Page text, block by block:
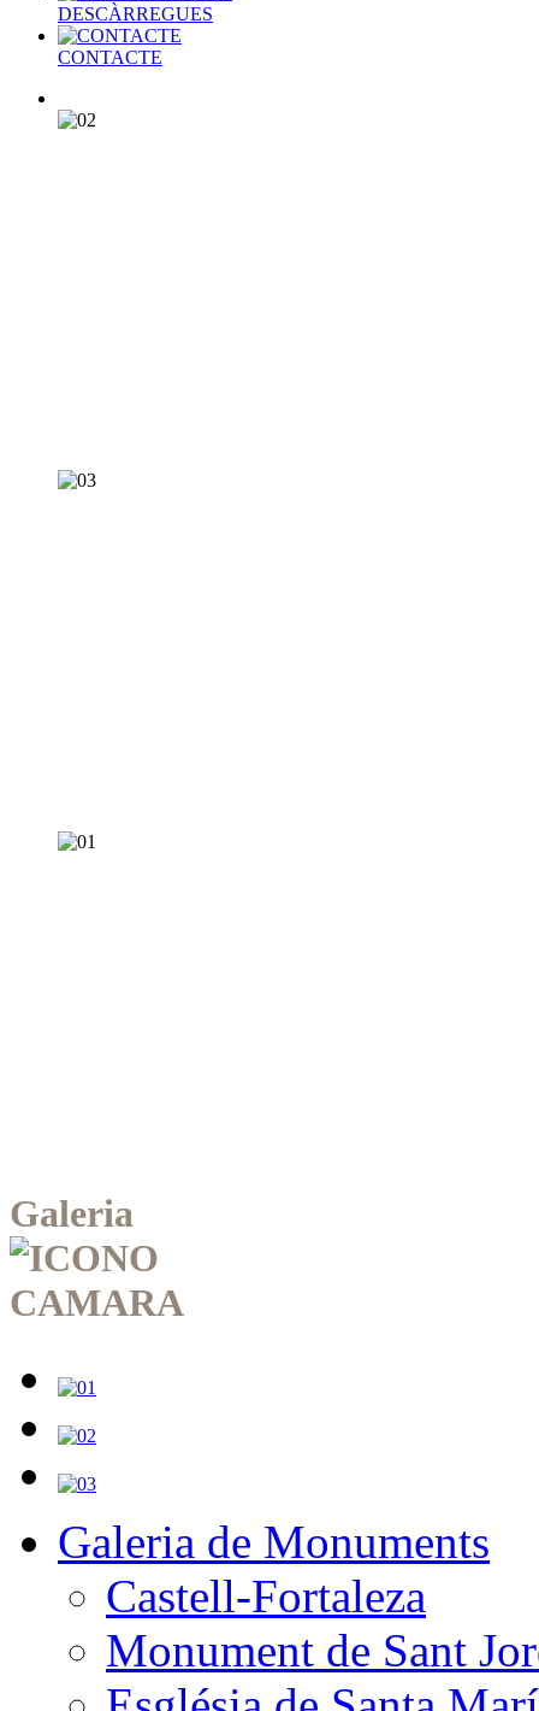
DESCÀRREGUES
CONTACTE
Galeria
Galeria de Monuments
Castell-Fortaleza
Monument de Sant